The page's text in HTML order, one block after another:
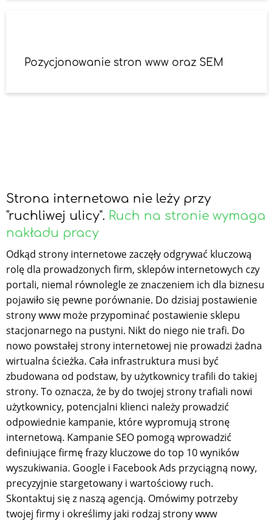
Pozycjonowanie stron www oraz SEM
Strona internetowa nie leży przy
"ruchliwej ulicy". Ruch na stronie wymaga
nakładu pracy
Odkąd strony internetowe zaczęły odgrywać kluczową
rolę dla prowadzonych firm, sklepów internetowych czy
portali, niemal równolegle ze znaczeniem ich dla biznesu
pojawiło się pewne porównanie. Do dzisiaj postawienie
strony www może przypominać postawienie sklepu
stacjonarnego na pustyni. Nikt do niego nie trafi. Do
nowo powstałej strony internetowej nie prowadzi żadna
wirtualna ścieżka. Cała infrastruktura musi być
zbudowana od podstaw, by użytkownicy trafili do takiej
strony. To oznacza, że by do twojej strony trafiali nowi
użytkownicy, potencjalni klienci należy prowadzić
odpowiednie kampanie, które wypromują stronę
internetową. Kampanie SEO pomogą wprowadzić
definiujące firmę frazy kluczowe do top 10 wyników
wyszukiwania. Google i Facebook Ads przyciągną nowy,
precyzyjnie stargetowany i wartościowy ruch.
Skontaktuj się z naszą agencją. Omówimy potrzeby
twojej firmy i określimy jaki rodzaj strony www